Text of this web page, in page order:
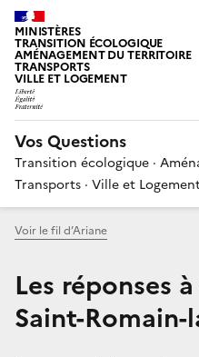
MINISTÈRES
TRANSITION ÉCOLOGIQUE
AMÉNAGEMENT DU TERRITOIRE
TRANSPORTS
VILLE ET LOGEMENT
Vos Questions
Transition écologique ·
Transports · Ville et
Voir le fil d’Ariane
Les réponses
Saint-